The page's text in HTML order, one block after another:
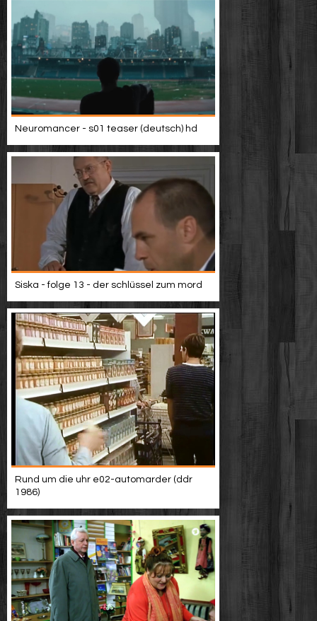
Neuromancer - s01 teaser (deutsch) hd
Siska - folge 13 - der schlüssel zum mord
Rund um die uhr e02-automarder (ddr
1986)